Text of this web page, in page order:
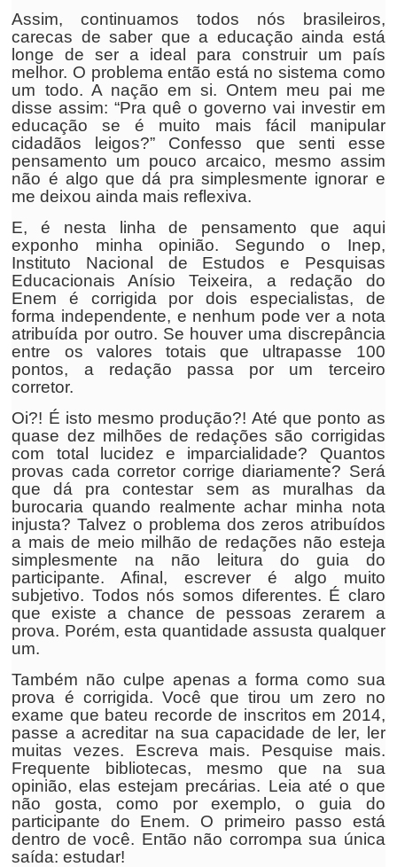
Assim, continuamos todos nós brasileiros,
carecas de saber que a educação ainda está
longe de ser a ideal para construir um país
melhor. O problema então está no sistema como
um todo. A nação em si. Ontem meu pai me
disse assim: “Pra quê o governo vai investir em
educação se é muito mais fácil manipular
cidadãos leigos?” Confesso que senti esse
pensamento um pouco arcaico, mesmo assim
não é algo que dá pra simplesmente ignorar e
me deixou ainda mais reflexiva.
E, é nesta linha de pensamento que aqui
exponho minha opinião. Segundo o Inep,
Instituto Nacional de Estudos e Pesquisas
Educacionais Anísio Teixeira, a redação do
Enem é corrigida por dois especialistas, de
forma independente, e nenhum pode ver a nota
atribuída por outro. Se houver uma discrepância
entre os valores totais que ultrapasse 100
pontos, a redação passa por um terceiro
corretor.
Oi?! É isto mesmo produção?! Até que ponto as
quase dez milhões de redações são corrigidas
com total lucidez e imparcialidade? Quantos
provas cada corretor corrige diariamente? Será
que dá pra contestar sem as muralhas da
burocaria quando realmente achar minha nota
injusta? Talvez o problema dos zeros atribuídos
a mais de meio milhão de redações não esteja
simplesmente na não leitura do guia do
participante. Afinal, escrever é algo muito
subjetivo. Todos nós somos diferentes. É claro
que existe a chance de pessoas zerarem a
prova. Porém, esta quantidade assusta qualquer
um.
Também não culpe apenas a forma como sua
prova é corrigida. Você que tirou um zero no
exame que bateu recorde de inscritos em 2014,
passe a acreditar na sua capacidade de ler, ler
muitas vezes. Escreva mais. Pesquise mais.
Frequente bibliotecas, mesmo que na sua
opinião, elas estejam precárias. Leia até o que
não gosta, como por exemplo, o guia do
participante do Enem. O primeiro passo está
dentro de você. Então não corrompa sua única
saída: estudar!